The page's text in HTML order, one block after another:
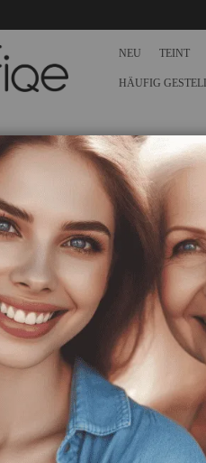
NEU TEINT
HÄUFIG